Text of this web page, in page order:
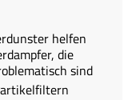
helfen
die
sind